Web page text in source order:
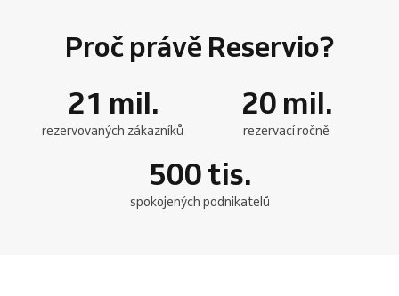
Proč právě Reservio?
21 mil.
rezervovaných zákazníků
20 mil.
rezervací ročně
500tis.
spokojených podnikatelů